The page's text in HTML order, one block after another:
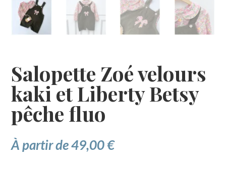
Salopette Zoé velours
kaki et Liberty Betsy
pêche fluo
À partir de49,00€